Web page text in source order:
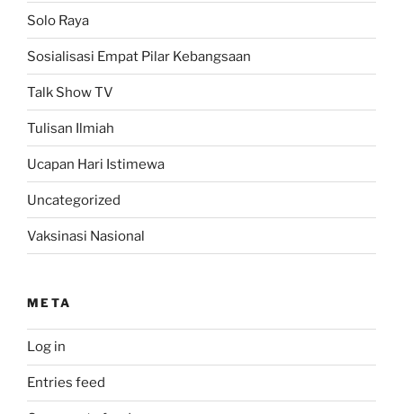
Solo Raya
Sosialisasi Empat Pilar Kebangsaan
Talk Show TV
Tulisan Ilmiah
Ucapan Hari Istimewa
Uncategorized
Vaksinasi Nasional
META
Log in
Entries feed